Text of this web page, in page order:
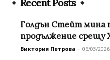
Recent Posts
Голдън Стейт мина
продължение срещу
Виктория Петрова - 06/03/2026